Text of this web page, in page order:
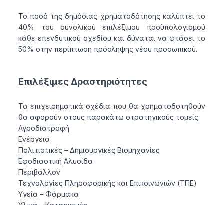
Το ποσό της δημόσιας χρηματοδότησης καλύπτει το
40% του συνολικού επιλέξιμου προϋπολογισμού
κάθε επενδυτικού σχεδίου και δύναται να φτάσει το
50% στην περίπτωση πρόσληψης νέου προσωπικού.
Επιλέξιμες Δραστηριότητες
Τα επιχειρηματικά σχέδια που θα χρηματοδοτηθούν
θα αφορούν στους παρακάτω στρατηγικούς τομείς:
Αγροδιατροφή
Ενέργεια
Πολιτιστικές – Δημιουργικές Βιομηχανίες
Εφοδιαστική Αλυσίδα
Περιβάλλον
Τεχνολογίες Πληροφορικής και Επικοινωνιών (ΤΠΕ)
Υγεία – Φάρμακα